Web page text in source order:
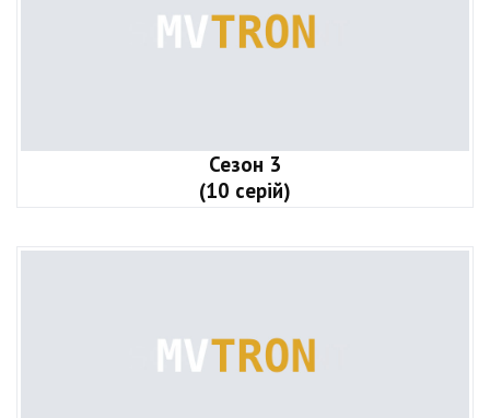
Сезон 3
(10 серій)